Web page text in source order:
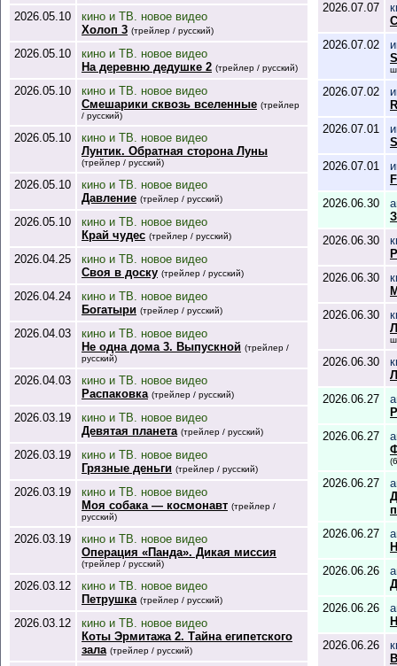
2026.05.10
кино и ТВ. новое видео
Холоп 3 (трейлер / русский)
2026.05.10
кино и ТВ. новое видео
На деревню дедушке 2 (трейлер / русский)
2026.05.10
кино и ТВ. новое видео
Смешарики сквозь вселенные (трейлер
/ русский)
2026.05.10
кино и ТВ. новое видео
Лунтик. Обратная сторона Луны
(трейлер / русский)
2026.05.10
кино и ТВ. новое видео
Давление (трейлер / русский)
2026.05.10
кино и ТВ. новое видео
Край чудес (трейлер / русский)
2026.04.25
кино и ТВ. новое видео
Своя в доску (трейлер / русский)
2026.04.24
кино и ТВ. новое видео
Богатыри (трейлер / русский)
2026.04.03
кино и ТВ. новое видео
Не одна дома 3. Выпускной (трейлер /
русский)
2026.04.03
кино и ТВ. новое видео
Распаковка (трейлер / русский)
2026.03.19
кино и ТВ. новое видео
Девятая планета (трейлер / русский)
2026.03.19
кино и ТВ. новое видео
Грязные деньги (трейлер / русский)
2026.03.19
кино и ТВ. новое видео
Моя собака — космонавт (трейлер /
русский)
2026.03.19
кино и ТВ. новое видео
Операция «Панда». Дикая миссия
(трейлер / русский)
2026.03.12
кино и ТВ. новое видео
Петрушка (трейлер / русский)
2026.03.12
кино и ТВ. новое видео
Коты Эрмитажа 2. Тайна египетского
зала (трейлер / русский)
2026.07.07
2026.07.02
2026.07.02
2026.07.01
2026.07.01
2026.06.30
2026.06.30
2026.06.30
2026.06.30
2026.06.30
2026.06.27
2026.06.27
2026.06.27
2026.06.27
2026.06.26
2026.06.26
2026.06.26